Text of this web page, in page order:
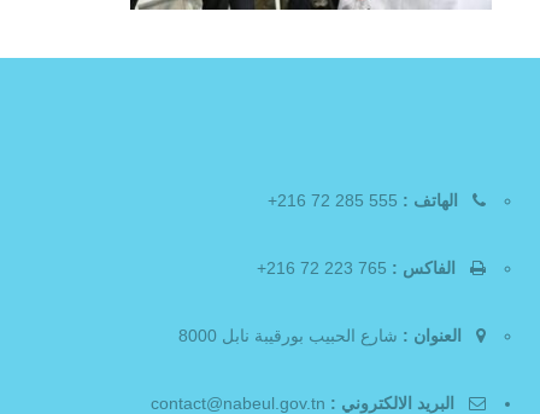
الهاتف :
الفاكس :
العنوان : شارع الحبيب بورقيبة نابل 8000
البريد الالكتروني :